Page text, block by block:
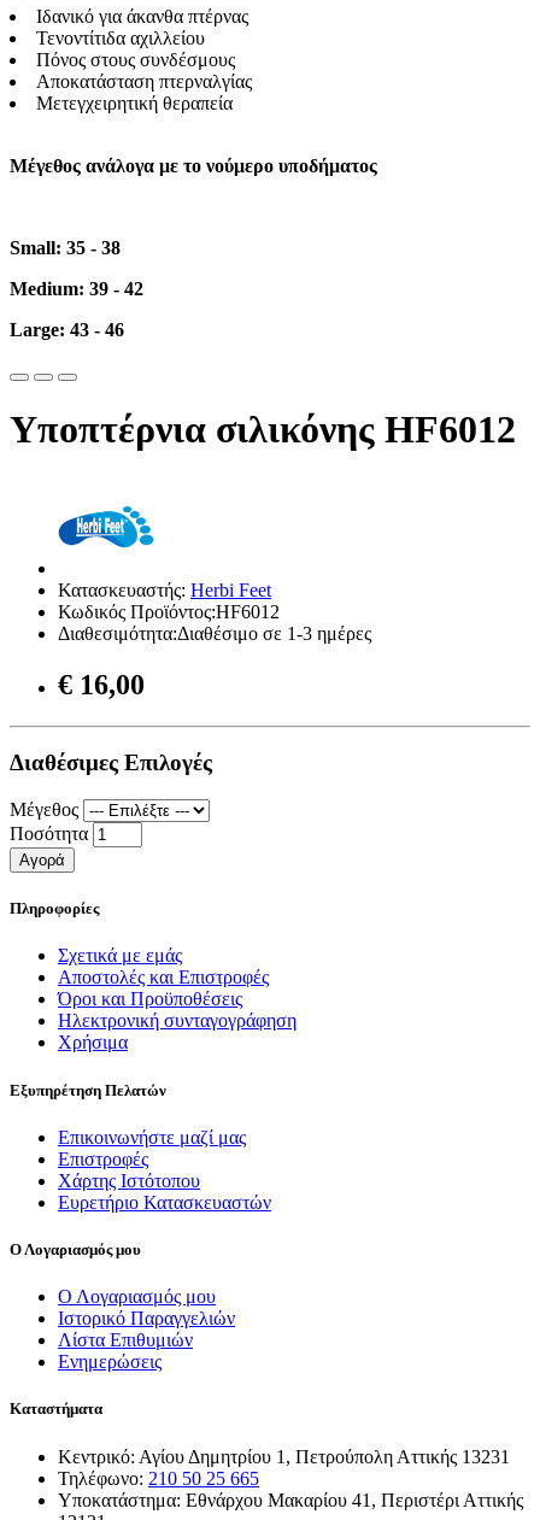
Ιδανικό για άκανθα πτέρνας
Τενοντίτιδα αχιλλείου
Πόνος στους συνδέσμους
Αποκατάσταση πτερναλγίας
Μετεγχειρητική θεραπεία
Μέγεθος ανάλογα με το νούμερο υποδήματος
Small: 35 - 38
Medium: 39 - 42
Large: 43 - 46
Υποπτέρνια σιλικόνης HF6012
Κατασκευαστής: Herbi Feet
Κωδικός Προϊόντος:HF6012
Διαθεσιμότητα:Διαθέσιμο σε 1-3 ημέρες
€ 16,00
Διαθέσιμες Επιλογές
Μέγεθος
Ποσότητα
Αγορά
Πληροφορίες
Σχετικά με εμάς
Αποστολές και Επιστροφές
Όροι και Προϋποθέσεις
Ηλεκτρονική συνταγογράφηση
Χρήσιμα
Εξυπηρέτηση Πελατών
Επικοινωνήστε μαζί μας
Επιστροφές
Χάρτης Ιστότοπου
Ευρετήριο Κατασκευαστών
Ο Λογαριασμός μου
Ο Λογαριασμός μου
Ιστορικό Παραγγελιών
Λίστα Επιθυμιών
Ενημερώσεις
Καταστήματα
Κεντρικό: Αγίου Δημητρίου 1, Πετρούπολη Αττικής 13231
Τηλέφωνο: 210 50 25 665
Υποκατάστημα: Εθνάρχου Μακαρίου 41, Περιστέρι Αττικής